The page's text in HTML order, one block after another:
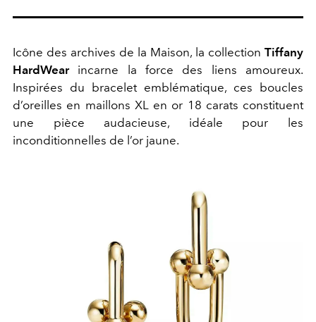
Icône des archives de la Maison, la collection Tiffany
HardWearincarne la force des liens amoureux.
Inspirées du bracelet emblématique, ces boucles
d’oreilles en maillons XL en or 18 carats constituent
une pièce audacieuse, idéale pour les
inconditionnelles de l’or jaune.